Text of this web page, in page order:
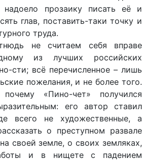
надоело прозаику писать её и
глав, поставить-таки точку и
труда.
не считаем себя вправе
из лучших российских
сти; всё перечисленное – лишь
пожелания, и не более того.
«Пино-чет» получился
его автор ставил
всего не художественные, а
о преступном развале
своей земле, о своих земляках,
и в нищете с падением